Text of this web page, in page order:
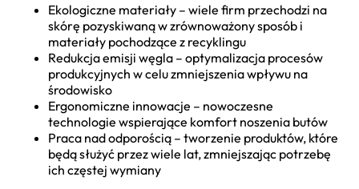
Ekologiczne materiały – wiele firm przechodzi na
skórę pozyskiwaną w zrównoważony sposób i
materiały pochodzące z recyklingu
Redukcja emisji węgla – optymalizacja procesów
produkcyjnych w celu zmniejszenia wpływu na
środowisko
Ergonomiczne innowacje – nowoczesne
technologie wspierające komfort noszenia butów
Praca nad odporością – tworzenie produktów, które
będą służyć przez wiele lat, zmniejszając potrzebę
ich częstej wymiany